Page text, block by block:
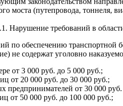
моста (путепровода, тоннеля,
Нарушение требований в
по обеспечению транспортной
не содержат уголовно
от 3 000 руб. до 5 000 руб.;
от 20 000 руб. до 30 000 руб.;
предпринимателей от 30 000
от 50 000 руб. до 100 000 руб.;